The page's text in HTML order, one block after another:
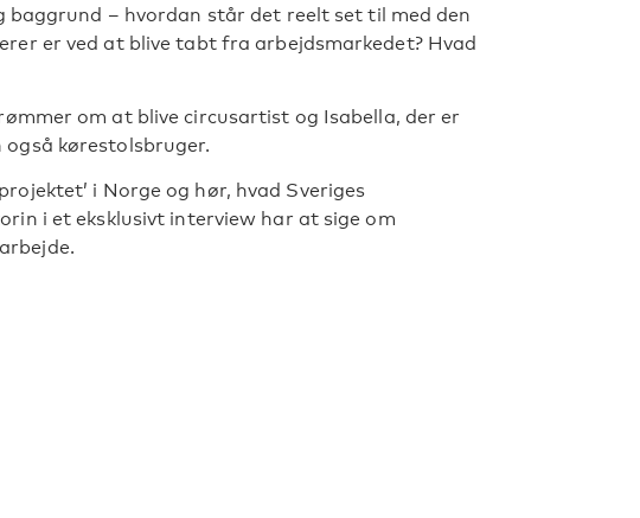
– hvordan står det reelt set til med den
er ved at blive tabt fra arbejdsmarkedet? Hvad
om at blive circusartist og Isabella, der er
kørestolsbruger.
i Norge og hør, hvad Sveriges
i et eksklusivt interview har at sige om